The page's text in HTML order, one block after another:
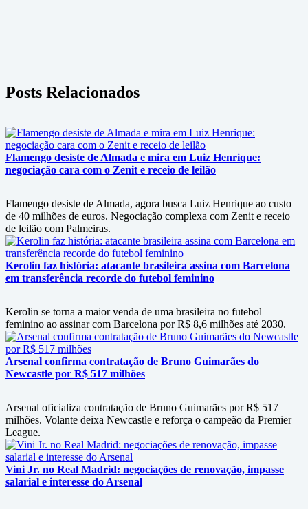
Posts Relacionados
Flamengo desiste de Almada e mira em Luiz Henrique:
negociação cara com o Zenit e receio de leilão
Flamengo desiste de Almada, agora busca Luiz Henrique ao custo
de 40 milhões de euros. Negociação complexa com Zenit e receio
de leilão com Palmeiras.
Kerolin faz história: atacante brasileira assina com Barcelona
em transferência recorde do futebol feminino
Kerolin se torna a maior venda de uma brasileira no futebol
feminino ao assinar com Barcelona por R$ 8,6 milhões até 2030.
Arsenal confirma contratação de Bruno Guimarães do
Newcastle por R$ 517 milhões
Arsenal oficializa contratação de Bruno Guimarães por R$ 517
milhões. Volante deixa Newcastle e reforça o campeão da Premier
League.
Vini Jr. no Real Madrid: negociações de renovação, impasse
salarial e interesse do Arsenal